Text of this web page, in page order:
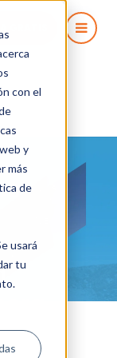
con el
y
más
de
usará
tu
GRATISMinerals